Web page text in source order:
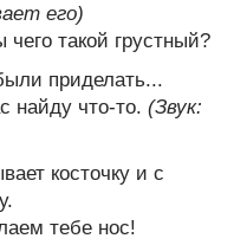
его)
чего такой грустный?
приделать...
найду что-то. (Звук:
косточку и с
тебе нос!